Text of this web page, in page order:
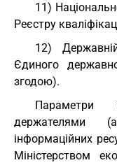
11)
Реєстру
12)
Єдиного
згодою).
Параметри
держателями
інформаційних
Міністерством